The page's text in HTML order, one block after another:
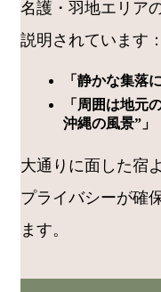
名護・羽地エリア
説明されています：
「静かな集落
「周囲は地元
沖縄の風景”」
大通りに面した宿
プライバシーが確
ます。